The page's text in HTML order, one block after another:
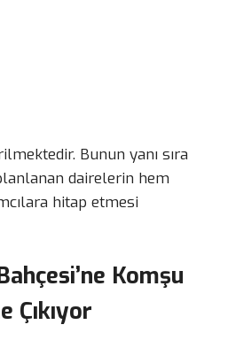
Bunun yanı sıra
dairelerin hem
hitap etmesi
Komşu
Çıkıyor